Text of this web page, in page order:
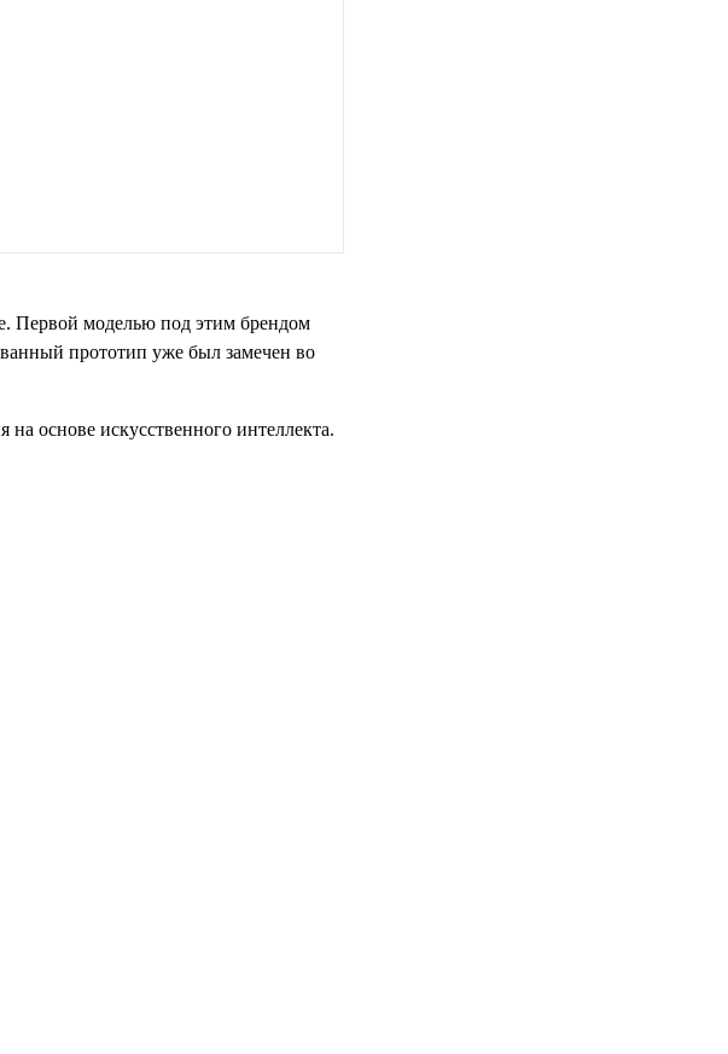
Первой моделью под этим брендом
прототип уже был замечен во
основе искусственного интеллекта.